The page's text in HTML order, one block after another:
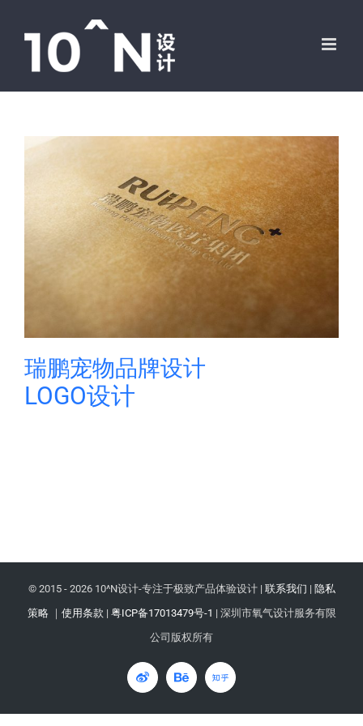
瑞鹏宠物品牌设计
LOGO设计
© 2015 - 2026 10^N设计-专注于极致产品体验设计 | 联系我们 | 隐私
策略 ｜ 使用条款 | 粤ICP备17013479号-1 | 深圳市氧气设计服务有限
公司版权所有
微
博
Behance
知
乎